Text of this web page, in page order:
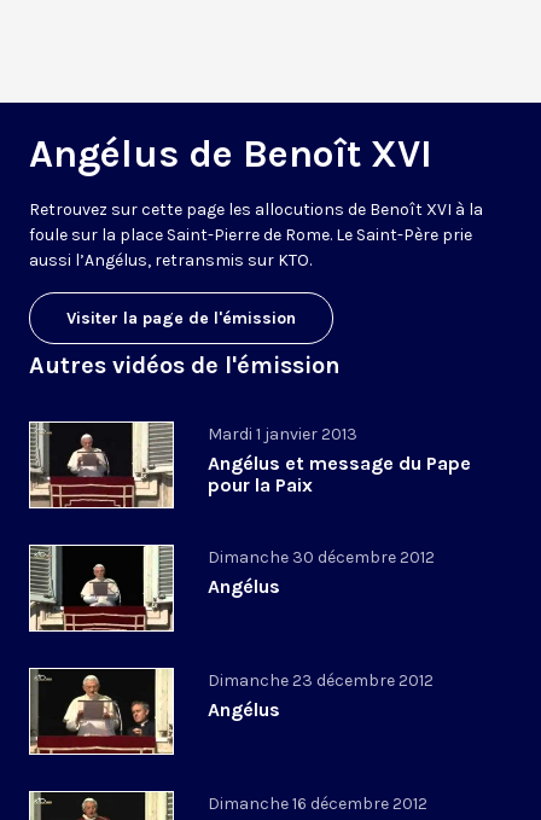
Angélus de Benoît XVI
Retrouvez sur cette page les allocutions de Benoît XVI à la
foule sur la place Saint-Pierre de Rome. Le Saint-Père prie
aussi l’Angélus, retransmis sur KTO.
Visiter la page de l'émission
Autres vidéos de l'émission
Mardi 1 janvier 2013
Angélus et message du Pape
pour la Paix
Dimanche 30 décembre 2012
Angélus
Dimanche 23 décembre 2012
Angélus
Dimanche 16 décembre 2012